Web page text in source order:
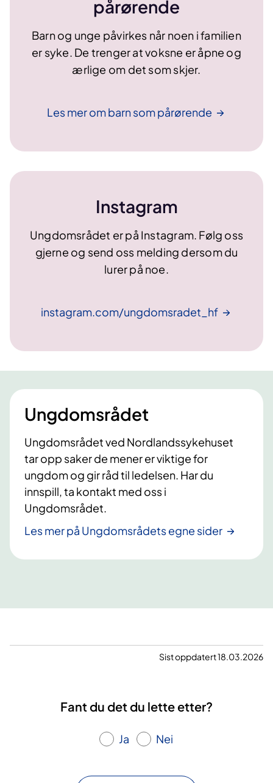
pårørende
Barn og unge påvirkes når noen i familien
er syke. De trenger at voksne er åpne og
ærlige om det som skjer.
Les mer om barn sompårørende
Instagram
Ungdomsrådet er på Instagram. Følg oss
gjerne og send oss melding dersom du
lurer på noe.
instagram.com/ungdomsradet_hf
Ungdomsrådet
Ungdomsrådet ved Nordlandssykehuset
tar opp saker de mener er viktige for
ungdom og gir råd til ledelsen. Har du
innspill, ta kontakt med oss i
Ungdomsrådet.
Les mer på Ungdomsrådets egne sider
Sist oppdatert 18.03.2026
Fant du det du lette etter?
Ja Nei